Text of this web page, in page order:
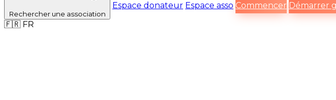
Rechercherune association
Espace donateur Espace asso Commencer Démarrer
🇫🇷 FR